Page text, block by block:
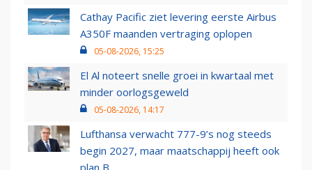
Cathay Pacific ziet levering eerste Airbus
A350F maanden vertraging oplopen
05-08-2026, 15:25
El Al noteert snelle groei in kwartaal met
minder oorlogsgeweld
05-08-2026, 14:17
Lufthansa verwacht 777-9’s nog steeds
begin 2027, maar maatschappij heeft ook